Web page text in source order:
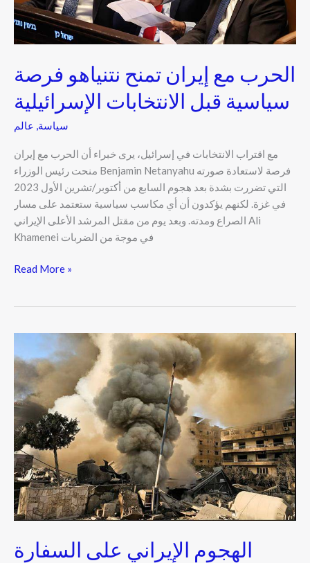
الحرب مع إيران تمنح نتنياهو فرصة
سياسية قبل الانتخابات الإسرائيلية
سياسة, عالم
مع اقتراب الانتخابات في إسرائيل، يرى خبراء أن الحرب مع إيران
منحت رئيس الوزراء Benjamin Netanyahu فرصة لاستعادة صورته
التي تضررت بشدة بعد هجوم السابع من أكتوبر/تشرين الأول 2023
في غزة. لكنهم يؤكدون أن أي مكاسب سياسية ستعتمد على مسار
الصراع ومدته. وبعد يوم من مقتل المرشد الأعلى الإيراني Ali
Khamenei في موجة من الضربات
قبل
الانتخابات
الإسرائيلية
Read More »
الهجوم الإيراني على السفارة
الإيراني
على
السفارة
الأميركية
في
الرياض
يشعل
التوتر
الإقليمي
وإغلاق
بعثات
دبلوماسية